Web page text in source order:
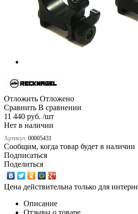
Отложить Отложено
Сравнить В сравнении
11 440 руб. /шт
Нет в наличии
Артикул: 00005431
Сообщим, когда товар будет в наличии
Подписаться
Поделиться
Цена действительна только для
Описание
Отзывы о товаре